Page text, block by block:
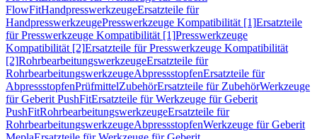
FlowFitHandpresswerkzeugeErsatzteile für
HandpresswerkzeugePresswerkzeuge Kompatibilität [1]Ersatzteile
für Presswerkzeuge Kompatibilität [1]Presswerkzeuge
Kompatibilität [2]Ersatzteile für Presswerkzeuge Kompatibilität
[2]RohrbearbeitungswerkzeugeErsatzteile für
RohrbearbeitungswerkzeugeAbpressstopfenErsatzteile für
AbpressstopfenPrüfmittelZubehörErsatzteile für ZubehörWerkzeuge
für Geberit PushFitErsatzteile für Werkzeuge für Geberit
PushFitRohrbearbeitungswerkzeugeErsatzteile für
RohrbearbeitungswerkzeugeAbpressstopfenWerkzeuge für Geberit